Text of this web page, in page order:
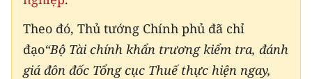
Theo đó, Thủ tướng Chính phủ đã chỉ
đạo“Bộ Tài chính khẩn trương kiểm tra, đánh
giá đôn đốc Tổng cục Thuế thực hiện ngay,